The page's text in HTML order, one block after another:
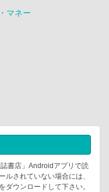
マネー
書店」Androidアプリで読
ルされていない場合には、
ダウンロードして下さい。